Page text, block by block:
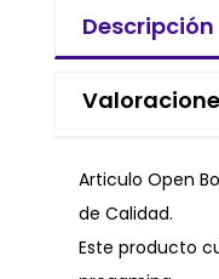
Descripción
Articulo Open
de Calidad.
Este producto